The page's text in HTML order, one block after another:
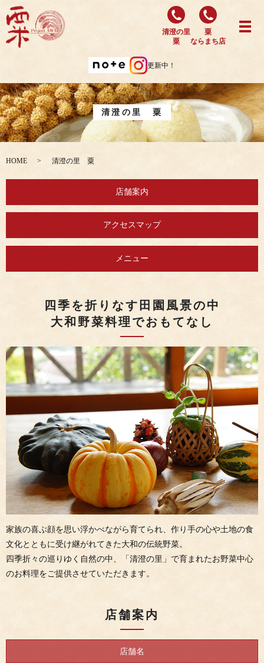
更新中！
清澄の里
粟
粟
ならまち店
清澄の里 粟
HOME 清澄の里 粟
店舗案内
アクセスマップ
メニュー
四季を折りなす田園風景の中
大和野菜料理でおもてなし
家族の喜ぶ顔を思い浮かべながら育てられ、作り手の心や土地の食
文化とともに受け継がれてきた大和の伝統野菜。
四季折々の巡りゆく自然の中、「清澄の里」で育まれたお野菜中心
のお料理をご提供させていただきます。
店舗案内
店舗名